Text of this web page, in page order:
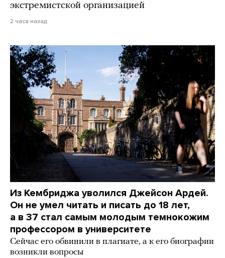
экстремистской организацией
2 часа назад
Из Кембриджа уволился Джейсон Ардей.
Он не умел читать и писать до 18 лет,
а в 37 стал самым молодым темнокожим
профессором в университете
Сейчас его обвинили в плагиате, а к его биографии
возникли вопросы